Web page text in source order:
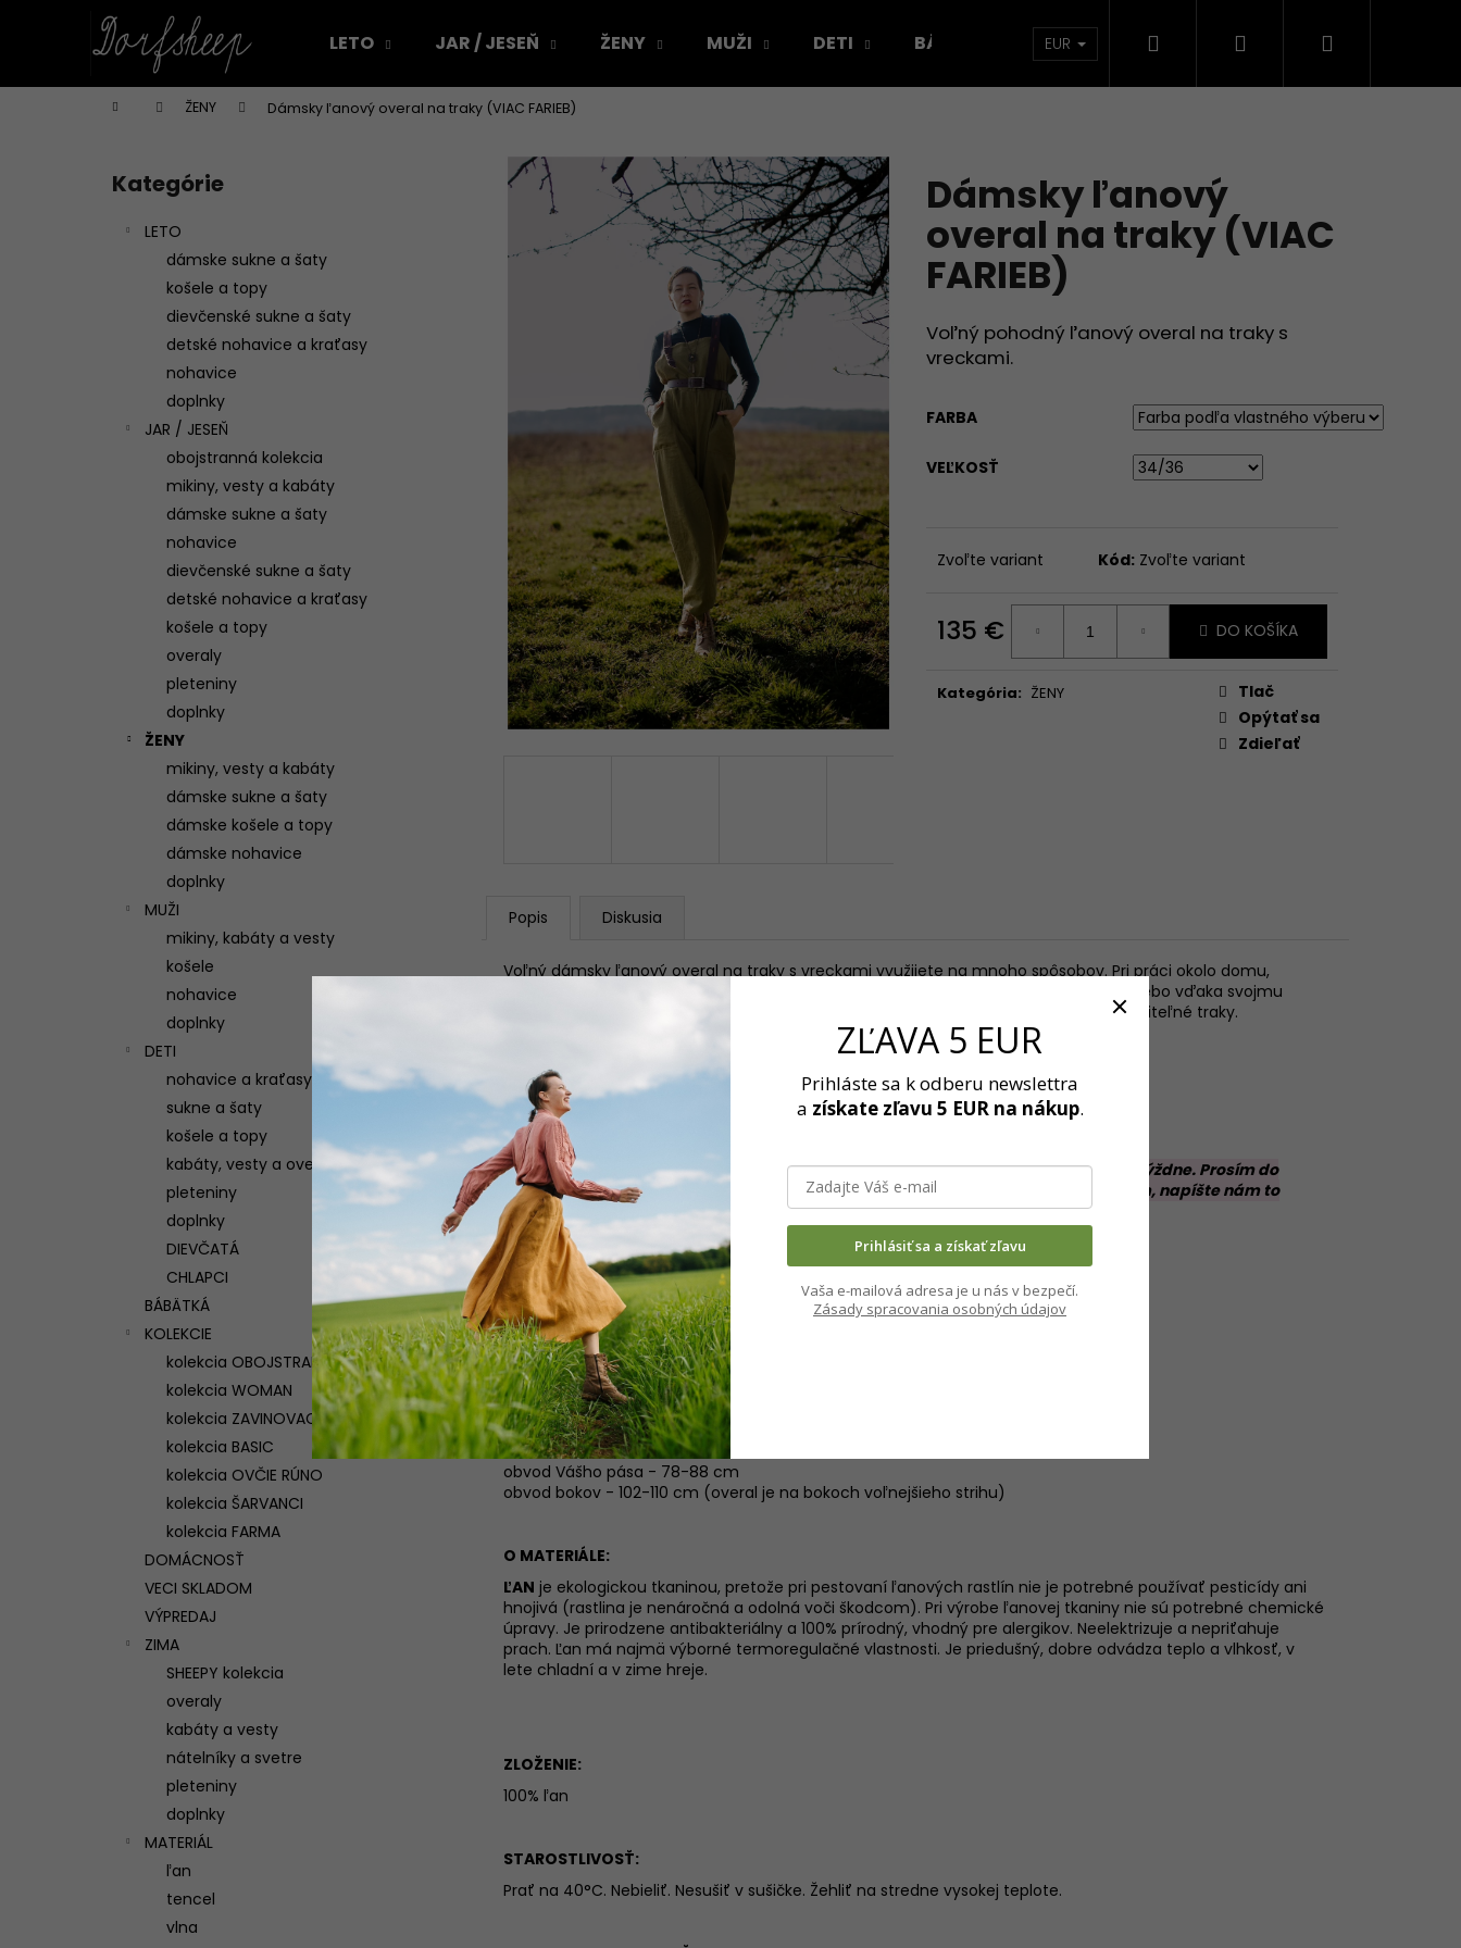
LETO JAR / JESEŇ ŽENY MUŽI DETI BÁBÄTKÁ KOLEKCIE DOMÁCNOSŤ
EUR Hľadať Prihlásenie
Domov ŽENY Dámsky ľanový overal na traky (VIAC FARIEB)
Preskočiť
kategórie
Kategórie
LETO
dámske sukne a šaty
košele a topy
dievčenské sukne a šaty
detské nohavice a kraťasy
nohavice
doplnky
JAR / JESEŇ
obojstranná kolekcia
mikiny, vesty a kabáty
dámske sukne a šaty
nohavice
dievčenské sukne a šaty
detské nohavice a kraťasy
košele a topy
overaly
pleteniny
doplnky
ŽENY
mikiny, vesty a kabáty
dámske sukne a šaty
dámske košele a topy
dámske nohavice
doplnky
MUŽI
mikiny, kabáty a vesty
košele
nohavice
doplnky
DETI
nohavice a kraťasy
sukne a šaty
košele a topy
kabáty, vesty a overaly
pleteniny
doplnky
DIEVČATÁ
CHLAPCI
BÁBÄTKÁ
KOLEKCIE
kolekcia OBOJSTRANNÁ
kolekcia WOMAN
kolekcia ZAVINOVACIA
kolekcia BASIC
kolekcia OVČIE RÚNO
kolekcia ŠARVANCI
kolekcia FARMA
DOMÁCNOSŤ
VECI SKLADOM
VÝPREDAJ
ZIMA
SHEEPY kolekcia
overaly
kabáty a vesty
nátelníky a svetre
pleteniny
doplnky
MATERIÁL
ľan
tencel
vlna
Dámsky ľanový
overal na traky (VIAC
FARIEB)
Voľný pohodný ľanový overal na traky s
vreckami.
FARBA
VEĽKOSŤ
Zvoľte variant Kód: Zvoľte variant
135 €
Jednotková
DO KOŠÍKA
Kategória: ŽENY
Tlač
Opýtať sa
Zdieľať
Popis Diskusia
Voľný dámsky ľanový overal na traky s vreckami využijete na mnoho spôsobov. Pri práci okolo domu,
športovo-elegantne s opaskom (nie je súčasťou overalu) a kotníkovými čižmami, alebo vďaka svojmu
pohodlniu aj vo voľnom čase a tehotenstve. Overal má po bokoch 2 vrecká a nastaviteľné traky.
KLIKNITE PRE VÝBER FARBY Z AKTUÁLNEHOVZORKOVNÍKA FARIEB - ĽAN.
Pokiaľ je pri produkte uvedené "Na objednávku", dodacia doba budú približne 2 týždne. Prosím do
poznámky napíšte vami zvolené farebné prevedenie. Pokiaľ ste výška nad 176 cm, napíšte nám to
prosím do poznámky. Budete potrebovať predĺžený model.
VEĽKOSTI:
34/36
obvod pása - 62-70 cm
obvod bokov - 86-94 cm (overal je na bokoch voľnejšieho strihu)
38/40
obvod pása - 70-80 cm
obvod bokov - 94-102 cm (overal je na bokoch voľnejšieho strihu)
42/44
obvod Vášho pása - 78-88 cm
obvod bokov - 102-110 cm (overal je na bokoch voľnejšieho strihu)
O MATERIÁLE:
ĽAN je ekologickou tkaninou, pretože pri pestovaní ľanových rastlín nie je potrebné používať pesticídy ani
hnojivá (rastlina je nenáročná a odolná voči škodcom). Pri výrobe ľanovej tkaniny nie sú potrebné chemické
úpravy. Je prirodzene antibakteriálny a 100% prírodný, vhodný pre alergikov. Neelektrizuje a nepriťahuje
prach. Ľan má najmä výborné termoregulačné vlastnosti. Je priedušný, dobre odvádza teplo a vlhkosť, v
lete chladní a v zime hreje.
ZLOŽENIE:
100% ľan
STAROSTLIVOSŤ:
Prať na 40°C. Nebieliť. Nesušiť v sušičke. Žehliť na stredne vysokej teplote.
í
Späť
do
Späť
do
Čo potrebujete nájsť?
HĽADAŤ
Odporúčame
DÁMSKA ĽANOVÁ ZÁSTERA NA VAJÍČKA
(VIAC FARIEB)
Pôvodne: 75 €
ŠATY PODĽA TVORIŤ A ĽÚBIŤ (VIAC
FARIEB)
199 €
ZĽAVA 5 EUR
Prihláste sa k odberu newslettra
a získate zľavu 5 EUR na nákup.
Prihlásiť sa a získať zľavu
Vaša e-mailová adresa je u nás v bezpečí.
Zásady spracovania osobných údajov